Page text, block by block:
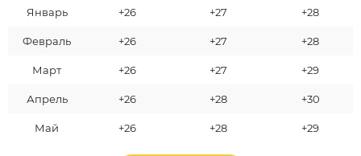
Январь +26 +27 +28
Февраль +26 +27 +28
Март +26 +27 +29
Апрель +26 +28 +30
Май +26 +28 +29